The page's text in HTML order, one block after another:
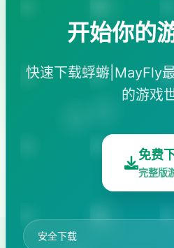
开始你的
快速下载蜉蝣|MayFly
的游戏
免费
完整版
安全下载